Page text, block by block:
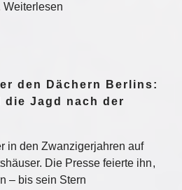
Weiterlesen
den Dächern Berlins:
die Jagd nach der
in den Zwanzigerjahren auf
Die Presse feierte ihn,
– bis sein Stern